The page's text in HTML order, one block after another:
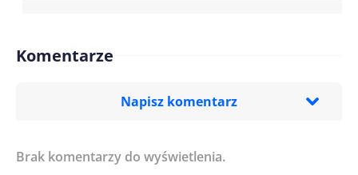
Komentarze
Napisz komentarz
Imię/ Nick*
Brak komentarzy do wyświetlenia.